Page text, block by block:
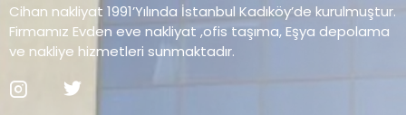
Cihan nakliyat 1991’Yılında İstanbul Kadıköy’de kurulmuştur.
Firmamız Evden eve nakliyat ,ofis taşıma, Eşya depolama
ve nakliye hizmetleri sunmaktadır.